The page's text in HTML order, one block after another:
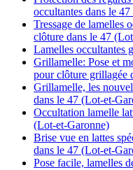
occultantes dans le
Tressage de lamelles
clôture dans le 47
Lamelles occultantes
Grillamelle: Pose et
pour clôture grillagée
Grillamelle, les
dans le 47 (Lot-et-
Occultation lamelle
(Lot-et-Garonne)
Brise vue en lattes
dans le 47 (Lot-et-
Pose facile, lamelles